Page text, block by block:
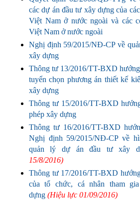
các dự án đầu tư xây dựng của
Việt Nam ở nước ngoài và các
Việt Nam ở nước ngoài
Nghị định 59/2015/NĐ-CP về
xây dựng
Thông tư 13/2016/TT-BXD
tuyển chọn phương án thiết kế
xây dựng
Thông tư 15/2016/TT-BXD
phép xây dựng
Thông tư 16/2016/TT-BXD
Nghị định 59/2015/NĐ-CP về
quản lý dự án đầu tư xây
15/8/2016)
Thông tư 17/2016/TT-BXD
của tổ chức, cá nhân tham
dựng (Hiệu lực 01/09/2016)